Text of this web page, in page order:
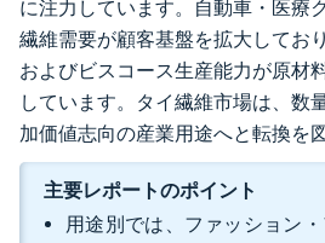
に注力しています。自動車・医療
繊維需要が顧客基盤を拡大してお
およびビスコース生産能力が原材
しています。タイ繊維市場は、数
加価値志向の産業用途へと転換を
主要レポートのポイント
用途別では、ファッション